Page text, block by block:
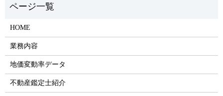
HOME
業務内容
地価変動率データ
不動産鑑定士紹介